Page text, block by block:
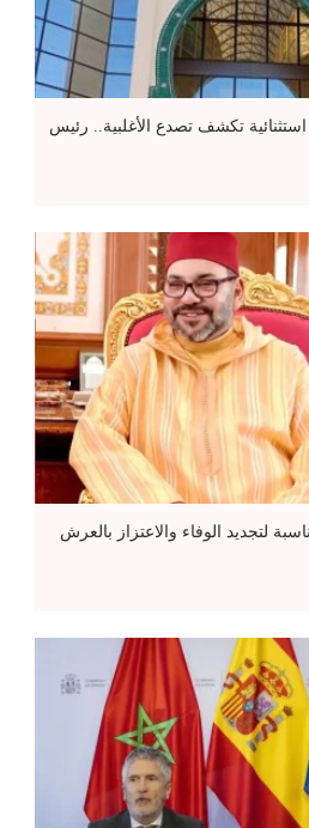
تكشف تصدع الأغلبية.. رئيس
لتجديد الوفاء والاعتزاز بالعرش